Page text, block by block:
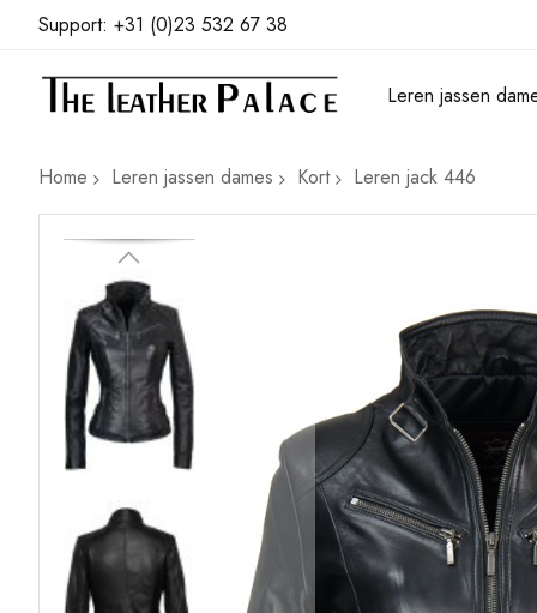
Support: +31 (0)23 532 67 38
Leren jassen
Home Leren jassen dames Kort Leren jack 446
het
einde
van
de
afbeeldingen-
gallerij